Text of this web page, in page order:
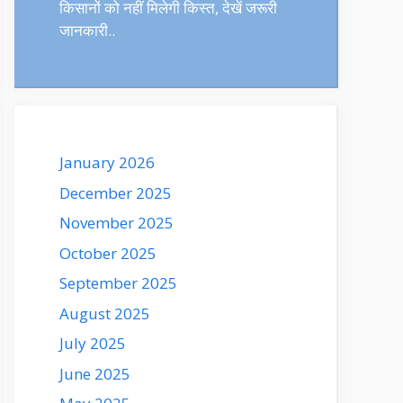
किसानों को नहीं मिलेगी किस्त, देखें जरूरी
जानकारी..
January 2026
December 2025
November 2025
October 2025
September 2025
August 2025
July 2025
June 2025